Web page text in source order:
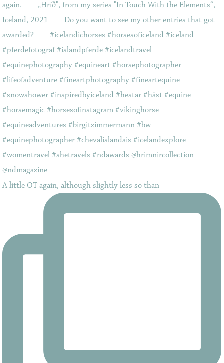
A little OT again, although slightly less so than